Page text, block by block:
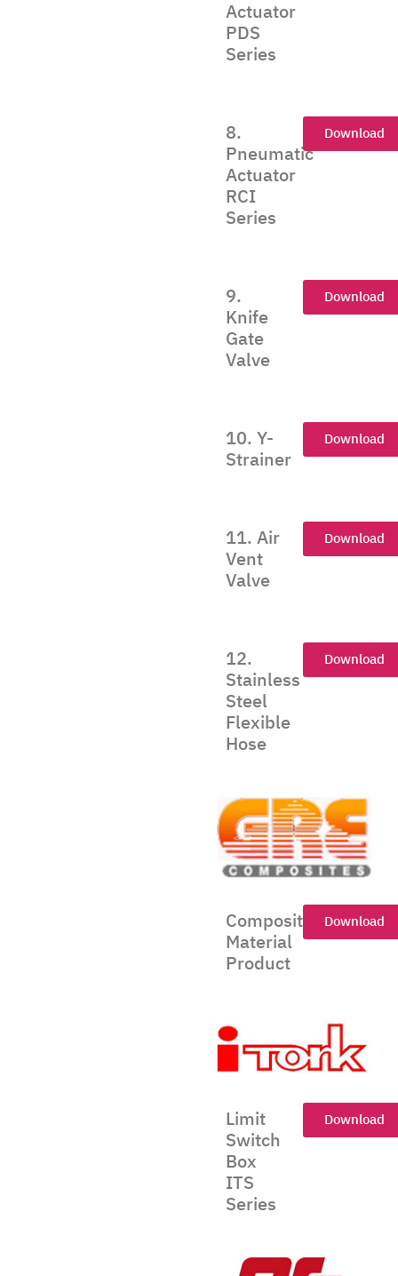
Actuator
PDS
Series
8.
Pneumatic
Actuator
RCI
Series
Download
9.
Knife
Gate
Valve
Download
10. Y-
Strainer
Download
11. Air
Vent
Valve
Download
12.
Stainless
Steel
Flexible
Hose
Download
Composite
Material
Product
Download
Limit
Switch
Box
ITS
Series
Download